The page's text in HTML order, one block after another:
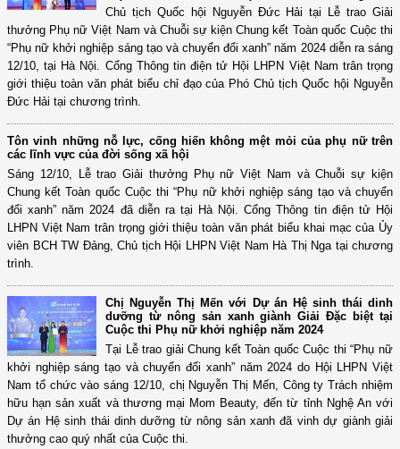
Chủ tịch Quốc hội Nguyễn Đức Hải tại Lễ trao Giải
thưởng Phụ nữ Việt Nam và Chuỗi sự kiện Chung kết Toàn quốc Cuộc thi
“Phụ nữ khởi nghiệp sáng tạo và chuyển đổi xanh” năm 2024 diễn ra sáng
12/10, tại Hà Nội. Cổng Thông tin điện tử Hội LHPN Việt Nam trân trọng
giới thiệu toàn văn phát biểu chỉ đạo của Phó Chủ tịch Quốc hội Nguyễn
Đức Hải tại chương trình.
Tôn vinh những nỗ lực, cống hiến không mệt mỏi của phụ nữ trên
các lĩnh vực của đời sống xã hội
Sáng 12/10, Lễ trao Giải thưởng Phụ nữ Việt Nam và Chuỗi sự kiện
Chung kết Toàn quốc Cuộc thi “Phụ nữ khởi nghiệp sáng tạo và chuyển
đổi xanh” năm 2024 đã diễn ra tại Hà Nội. Cổng Thông tin điện tử Hội
LHPN Việt Nam trân trọng giới thiệu toàn văn phát biểu khai mạc của Ủy
viên BCH TW Đảng, Chủ tịch Hội LHPN Việt Nam Hà Thị Nga tại chương
trình.
Chị Nguyễn Thị Mến với Dự án Hệ sinh thái dinh
dưỡng từ nông sản xanh giành Giải Đặc biệt tại
Cuộc thi Phụ nữ khởi nghiệp năm 2024
Tại Lễ trao giải Chung kết Toàn quốc Cuộc thi “Phụ nữ
khởi nghiệp sáng tạo và chuyển đổi xanh” năm 2024 do Hội LHPN Việt
Nam tổ chức vào sáng 12/10, chị Nguyễn Thị Mến, Công ty Trách nhiệm
hữu hạn sản xuất và thương mại Mom Beauty, đến từ tỉnh Nghệ An với
Dự án Hệ sinh thái dinh dưỡng từ nông sản xanh đã vinh dự giành giải
thưởng cao quý nhất của Cuộc thi.